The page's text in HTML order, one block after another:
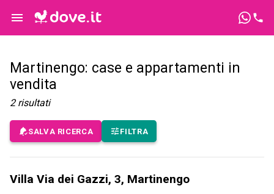
Martinengo: case e appartamenti in
vendita
2 risultati
SALVA RICERCA FILTRA
Villa Via dei Gazzi, 3, Martinengo